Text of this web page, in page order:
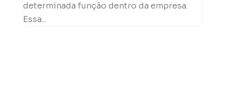
determinada função dentro da empresa.
Essa...